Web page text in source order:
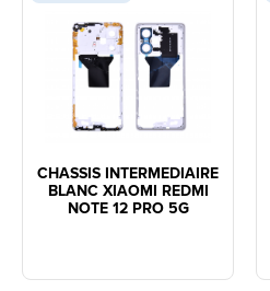
CHASSIS INTERMEDIAIRE
BLANC XIAOMI REDMI
NOTE 12 PRO 5G